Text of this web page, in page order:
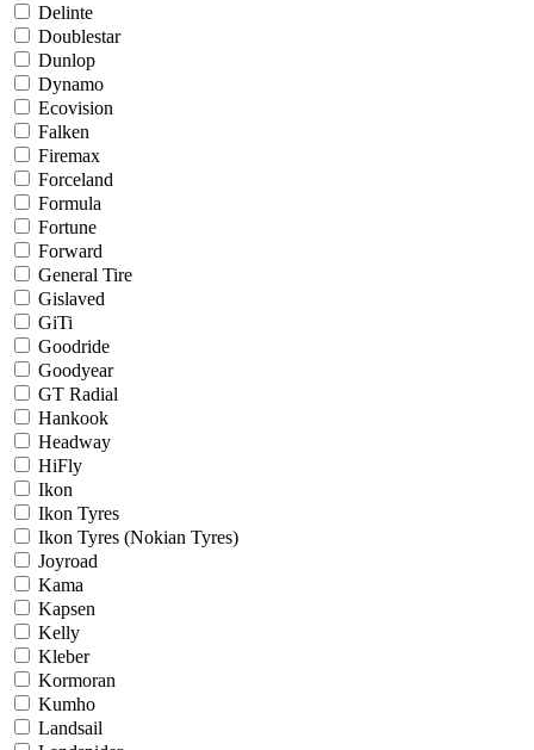
Delinte
Doublestar
Dunlop
Dynamo
Ecovision
Falken
Firemax
Forceland
Formula
Fortune
Forward
General Tire
Gislaved
GiTi
Goodride
Goodyear
GT Radial
Hankook
Headway
HiFly
Ikon
Ikon Tyres
Ikon Tyres (Nokian Tyres)
Joyroad
Kama
Kapsen
Kelly
Kleber
Kormoran
Kumho
Landsail